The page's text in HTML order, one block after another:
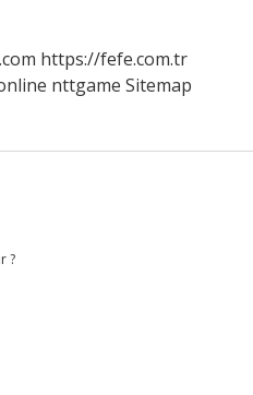
https://fefe.com.tr
nttgame Sitemap
?